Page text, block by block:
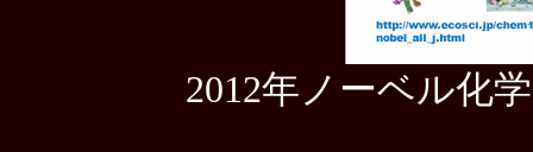
2012年ノーベル化